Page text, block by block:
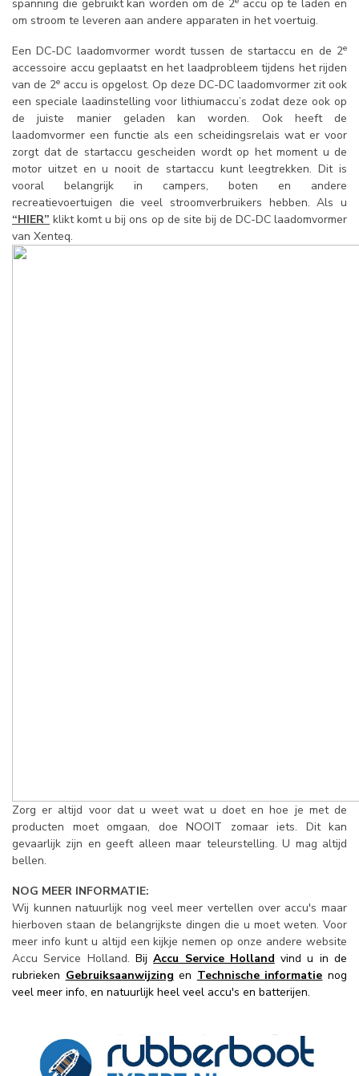
spanning die gebruikt kan worden om de 2 accu op te laden en
om stroom te leveren aan andere apparaten in het voertuig.
Een DC-DC laadomvormer wordt tussen de startaccu en de 2e
accessoire accu geplaatst en het laadprobleem tijdens het rijden
van de 2e accu is opgelost. Op deze DC-DC laadomvormer zit ook
een speciale laadinstelling voor lithiumaccu’s zodat deze ook op
de juiste manier geladen kan worden. Ook heeft de
laadomvormer een functie als een scheidingsrelais wat er voor
zorgt dat de startaccu gescheiden wordt op het moment u de
motor uitzet en u nooit de startaccu kunt leegtrekken. Dit is
vooral belangrijk in campers, boten en andere
recreatievoertuigen die veel stroomverbruikers hebben. Als u
“HIER” klikt komt u bij ons op de site bij de DC-DC laadomvormer
van Xenteq.
Zorg er altijd voor dat u weet wat u doet en hoe je met de
producten moet omgaan, doe NOOIT zomaar iets. Dit kan
gevaarlijk zijn en geeft alleen maar teleurstelling. U mag altijd
bellen.
NOG MEER INFORMATIE:
Wij kunnen natuurlijk nog veel meer vertellen over accu's maar
hierboven staan de belangrijkste dingen die u moet weten. Voor
meer info kunt u altijd een kijkje nemen op onze andere website
Accu Service Holland. Bij Accu Service Holland vind u in de
rubrieken Gebruiksaanwijzing en Technische informatie nog
veel meer info, en natuurlijk heel veel accu's en batterijen.